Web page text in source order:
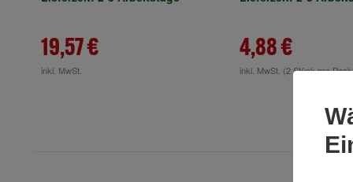
19,57 €
inkl. MwSt.
4,88 €
inkl. MwSt. (2 Stück pro